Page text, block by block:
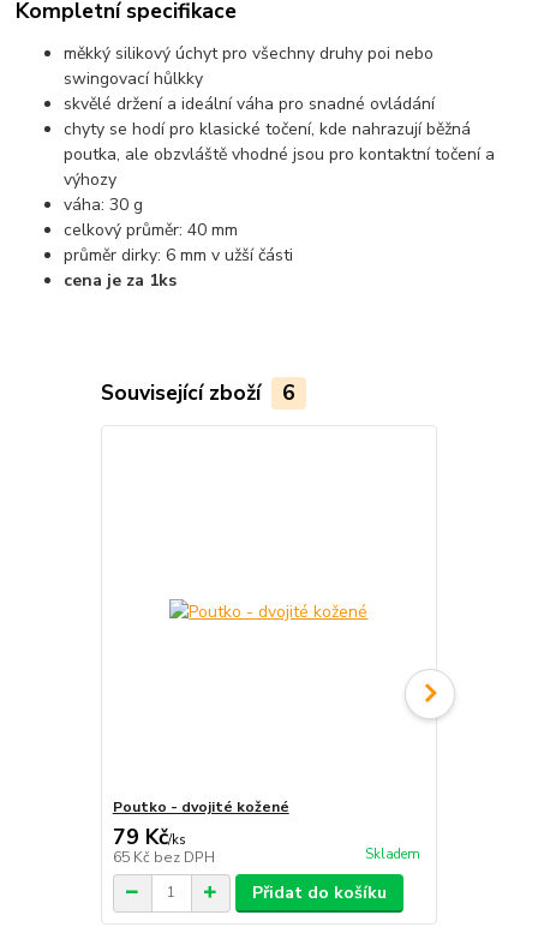
Kompletní specifikace
měkký silikový úchyt pro všechny druhy poi nebo
swingovací hůlkky
skvělé držení a ideální váha pro snadné ovládání
chyty se hodí pro klasické točení, kde nahrazují běžná
poutka, ale obzvláště vhodné jsou pro kontaktní točení a
výhozy
váha: 30 g
celkový průměr: 40 mm
průměr dirky: 6 mm v užší části
cena je za 1ks
Související zboží 6
Poutko - dvojité kožené
79 Kč/ks
65 Kč bez DPH Skladem
Přidat do košíku